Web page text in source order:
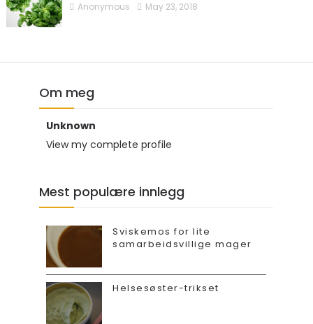
Anonymous May 23, 2018
Om meg
Unknown
View my complete profile
Mest populære innlegg
Sviskemos for lite
samarbeidsvillige mager
Helsesøster-trikset